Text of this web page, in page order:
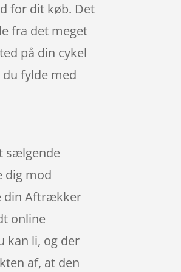
for dit køb. Det
fra det meget
på din cykel
fylde med
sælgende
dig mod
din Aftrækker
online
kan li, og der
af, at den